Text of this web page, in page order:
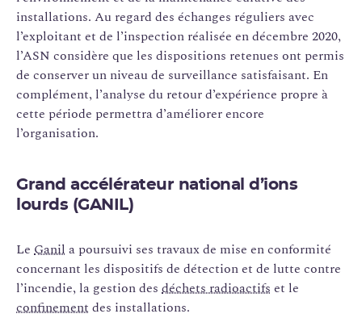
installations. Au regard des échanges réguliers avec
l’exploitant et de l’inspection réalisée en décembre 2020,
l’ASN considère que les dispositions retenues ont permis
de conserver un niveau de surveillance satisfaisant. En
complément, l’analyse du retour d’expérience propre à
cette période permettra d’améliorer encore
l’organisation.
Grand accélérateur national d’ions
lourds (GANIL)
Le Ganil a poursuivi ses travaux de mise en conformité
concernant les dispositifs de détection et de lutte contre
l’incendie, la gestion des déchets radioactifs et le
confinement des installations.